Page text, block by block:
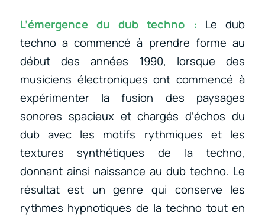
L’émergence du dub techno : Le dub
techno a commencé à prendre forme au
début des années 1990, lorsque des
musiciens électroniques ont commencé à
expérimenter la fusion des paysages
sonores spacieux et chargés d’échos du
dub avec les motifs rythmiques et les
textures synthétiques de la techno,
donnant ainsi naissance au dub techno. Le
résultat est un genre qui conserve les
rythmes hypnotiques de la techno tout en